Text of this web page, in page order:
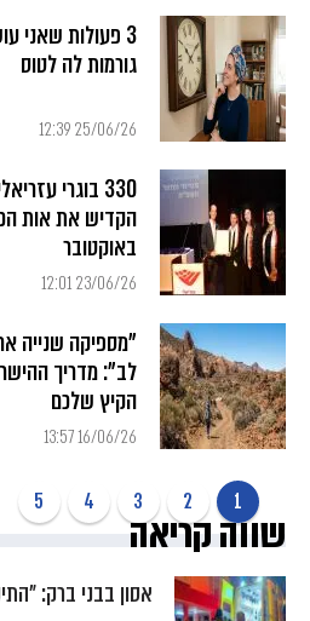
3 פעולות שאני
גורמות לה לטוס
25/06/26 12:39
330 בוגרי
באוקטובר
23/06/26 12:01
"מספיקה שנייה
לב": מדריך
הקיץ שלכם
16/06/26 13:57
1
2
3
4
5
שווה קריאה
אסון בבני ברק: